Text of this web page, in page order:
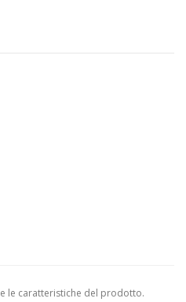
le caratteristiche del prodotto.